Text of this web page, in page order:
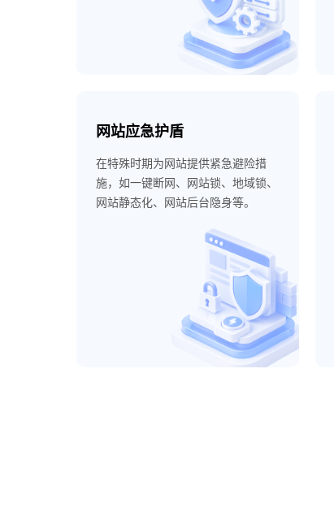
网站应急护盾
在特殊时期为网站提供紧急避险措
施，如一键断网、网站锁、地域锁、
网站静态化、网站后台隐身等。